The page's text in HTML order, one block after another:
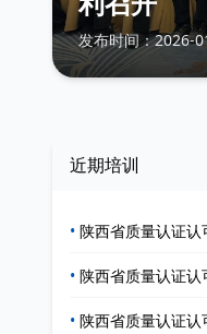
发布时间：2026-
近期培训
• 陕西省质量认证
• 陕西省质量认证
• 陕西省质量认证